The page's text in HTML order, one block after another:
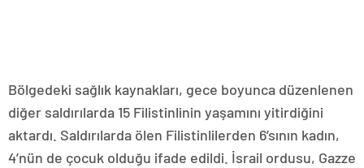
Bölgedeki sağlık kaynakları, gece boyunca düzenlenen
diğer saldırılarda 15 Filistinlinin yaşamını yitirdiğini
aktardı. Saldırılarda ölen Filistinlilerden 6’sının kadın,
4’nün de çocuk olduğu ifade edildi. İsrail ordusu, Gazze